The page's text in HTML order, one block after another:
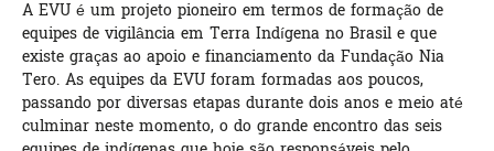
A EVU é um projeto pioneiro em termos de formação de
equipes de vigilância em Terra Indígena no Brasil e que
existe graças ao apoio e financiamento da Fundação Nia
Tero. As equipes da EVU foram formadas aos poucos,
passando por diversas etapas durante dois anos e meio até
culminar neste momento, o do grande encontro das seis